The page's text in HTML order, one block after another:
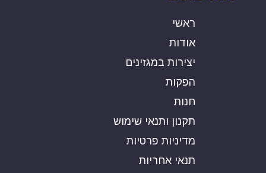
ראשי
אודות
יצירות במגזינים
הפקות
חנות
תקנון ותנאי שימוש
מדיניות פרטיות
תנאי אחריות